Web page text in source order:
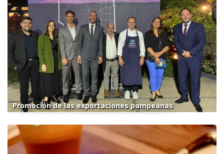
Promoción de las exportaciones pampeanas